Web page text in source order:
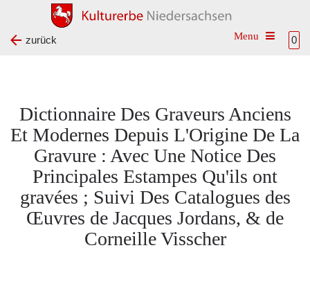
0
Toggle
zurück
Dictionnaire Des Graveurs Anciens
Et Modernes Depuis L'Origine De La
Gravure : Avec Une Notice Des
Principales Estampes Qu'ils ont
gravées ; Suivi Des Catalogues des
Œuvres de Jacques Jordans, & de
Corneille Visscher